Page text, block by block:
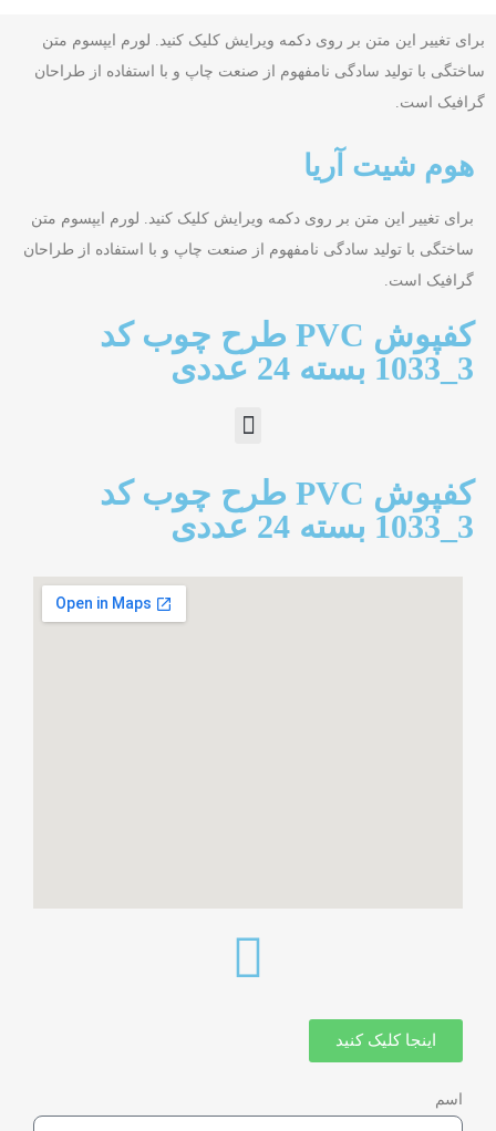
برای تغییر این متن بر روی دکمه ویرایش کلیک کنید. لورم ایپسوم متن
ساختگی با تولید سادگی نامفهوم از صنعت چاپ و با استفاده از طراحان
گرافیک است.
هوم شیت آریا
برای تغییر این متن بر روی دکمه ویرایش کلیک کنید. لورم ایپسوم متن
ساختگی با تولید سادگی نامفهوم از صنعت چاپ و با استفاده از طراحان
گرافیک است.
کفپوش PVC طرح چوب کد
3_1033 بسته 24 عددی
کفپوش PVC طرح چوب کد
3_1033 بسته 24 عددی
اینجا کلیک کنید
اسم